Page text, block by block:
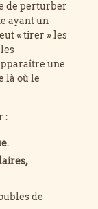
de perturber
ayant un
« tirer » les
une
là où le
:
.
de